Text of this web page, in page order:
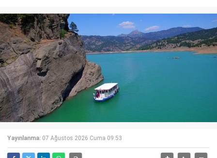
Yayınlanma: 07 Ağustos 2026 Cuma 09:53